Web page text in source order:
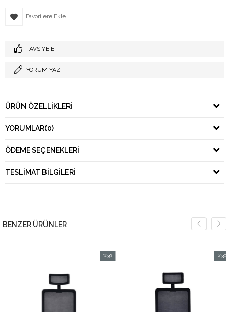
Favorilere Ekle
TAVSIYE ET
YORUM YAZ
ÜRÜN ÖZELLIKLERI
YORUMLAR(0)
ÖDEME SEÇENEKLERI
TESLIMAT BILGILERI
BENZER ÜRÜNLER
%30
%30